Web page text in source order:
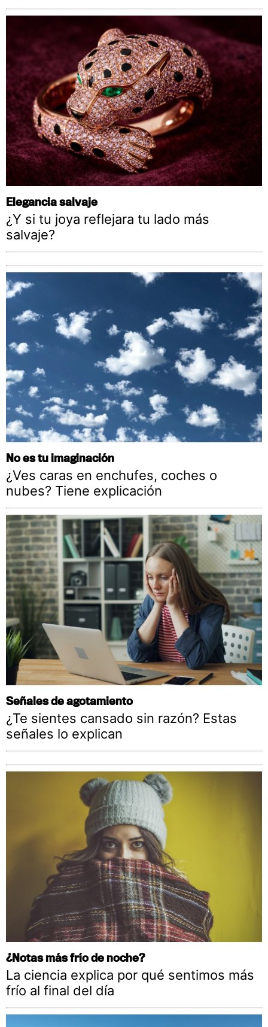
Elegancia salvaje
¿Y si tu joya reflejara tu lado más
salvaje?
No es tu imaginación
¿Ves caras en enchufes, coches o
nubes? Tiene explicación
Señales de agotamiento
¿Te sientes cansado sin razón? Estas
señales lo explican
¿Notas más frío de noche?
La ciencia explica por qué sentimos más
frío al final del día